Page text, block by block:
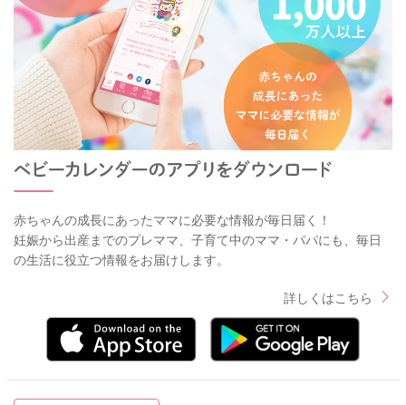
赤ちゃんの成長にあったママに必要な情報が毎日届く！
妊娠から出産までのプレママ、子育て中のママ・パパにも、毎日
の生活に役立つ情報をお届けします。
詳しくはこちら